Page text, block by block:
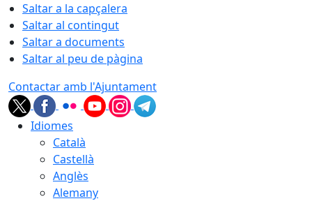
Saltar a la capçalera
Saltar al contingut
Saltar a documents
Saltar al peu de pàgina
Contactar amb l'Ajuntament
Idiomes
Català
Castellà
Anglès
Alemany